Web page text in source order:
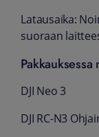
Latausaika:
suoraan
Pakkauksessa
DJI Neo 3
DJI RC-N3